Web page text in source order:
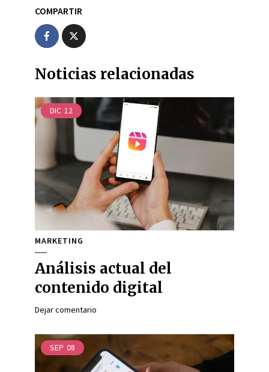
COMPARTIR
Noticias relacionadas
DIC 12
MARKETING
Análisis actual del
contenido digital
Dejar comentario
SEP 08